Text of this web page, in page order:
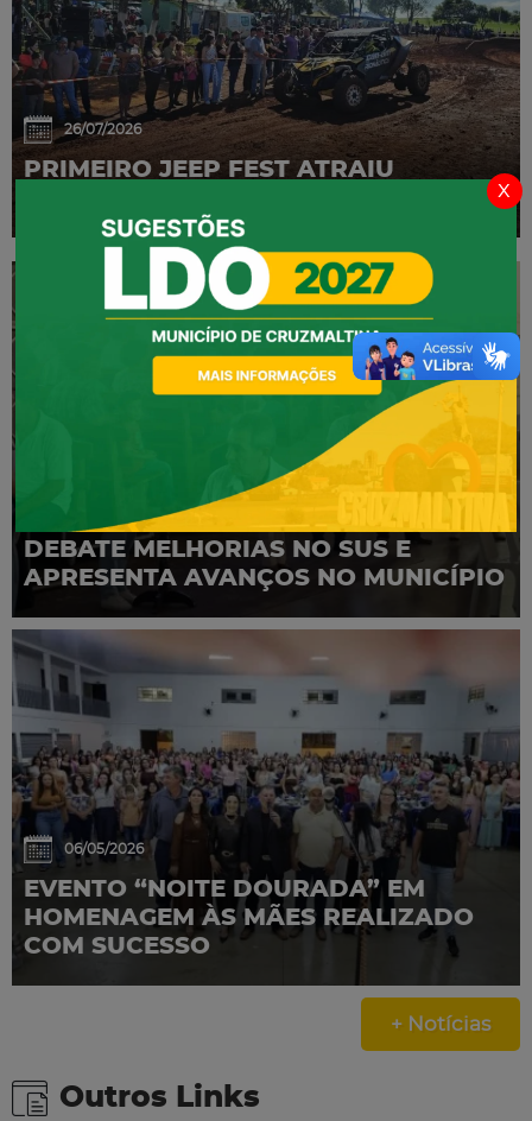
x
26/07/2026
PRIMEIRO JEEP FEST ATRAIU
CONFERÊNCIA MUNICIPAL DE SAÚDE
DEBATE MELHORIAS NO SUS E
APRESENTA AVANÇOS NO MUNICÍPIO
06/05/2026
EVENTO “NOITE DOURADA” EM
HOMENAGEM ÀS MÃES REALIZADO
COM SUCESSO
+ Notícias
Outros Links